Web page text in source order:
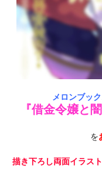
メロンブッ
『借金令嬢と
を
描き下ろし両面イラス